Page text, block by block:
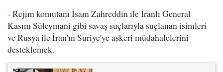
- Rejim komutanı İsam Zahreddin ile İranlı General
Kasım Süleymani gibi savaş suçlarıyla suçlanan isimleri
ve Rusya ile İran'ın Suriye'ye askeri müdahalelerini
desteklemek.